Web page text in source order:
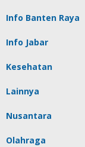
Info Banten Raya
Info Jabar
Kesehatan
Lainnya
Nusantara
Olahraga